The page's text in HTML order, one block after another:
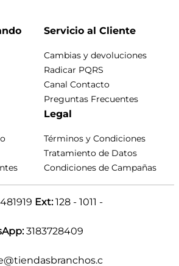
Servicio al Cliente
Cambias y devoluciones
Radicar PQRS
Canal Contacto
Preguntas Frecuentes
Legal
Términos y Condiciones
Tratamiento de Datos
Condiciones de Campañas
Ext: 128 - 1011 -
3183728409